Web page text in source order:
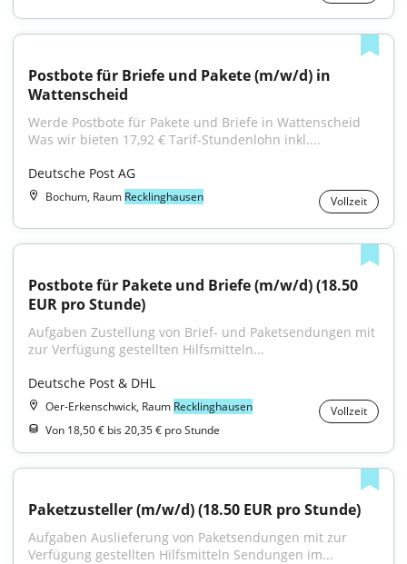
Postbote für Briefe und Pakete (m/w/d) in
Wattenscheid
Werde Postbote für Pakete und Briefe in Wattenscheid
Was wir bieten 17,92 € Tarif-Stundenlohn inkl....
Deutsche Post AG
Bochum, Raum Recklinghausen Vollzeit
Postbote für Pakete und Briefe (m/w/d) (18.50
EUR pro Stunde)
Aufgaben Zustellung von Brief- und Paketsendungen mit
zur Verfügung gestellten Hilfsmitteln...
Deutsche Post & DHL
Oer-Erkenschwick, Raum Recklinghausen
Vollzeit
Von 18,50 € bis 20,35 € pro Stunde
Paketzusteller (m/w/d) (18.50 EUR pro Stunde)
Aufgaben Auslieferung von Paketsendungen mit zur
Verfügung gestellten Hilfsmitteln Sendungen im...